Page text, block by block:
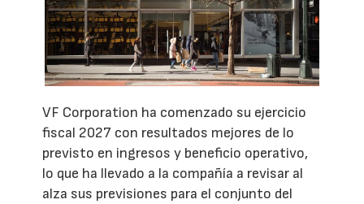
VF Corporation ha comenzado su ejercicio
fiscal 2027 con resultados mejores de lo
previsto en ingresos y beneficio operativo,
lo que ha llevado a la compañía a revisar al
alza sus previsiones para el conjunto del